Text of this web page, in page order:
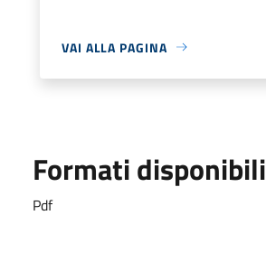
VAI ALLA PAGINA
Formati disponibili
Pdf